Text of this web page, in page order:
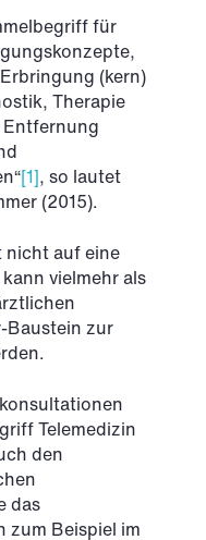
für
(kern)
Therapie
[1], so lautet
(2015).
nicht auf eine
vielmehr als
Baustein zur
Telemedizin
den
das
zum Beispiel im